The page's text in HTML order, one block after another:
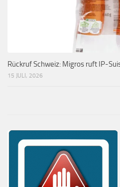
Rückruf Schweiz: Migros ruft IP-
15 JULI, 2026